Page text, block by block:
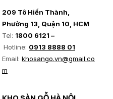
209 Tô Hiến Thành,
Phường 13, Quận 10, HCM
Tel: 1800 6121 –
Hotline: 0913 8888 01
Email: khosango.vn@gmail.co
m